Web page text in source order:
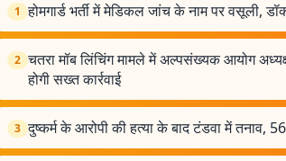
1 होमगार्ड भर्ती में मेडिकल जांच के नाम पर वसूली,
2 चतरा मॉब लिंचिंग मामले में अल्पसंख्यक आयोग
होगी सख्त कार्रवाई
3 दुष्कर्म के आरोपी की हत्या के बाद टंडवा में तनाव,